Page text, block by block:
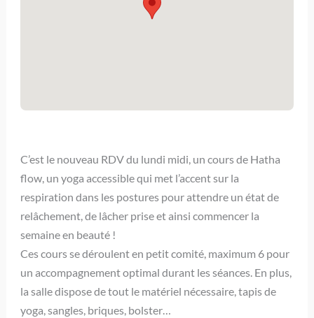
C’est le nouveau RDV du lundi midi, un cours de Hatha
flow, un yoga accessible qui met l’accent sur la
respiration dans les postures pour attendre un état de
relâchement, de lâcher prise et ainsi commencer la
semaine en beauté !
Ces cours se déroulent en petit comité, maximum 6 pour
un accompagnement optimal durant les séances. En plus,
la salle dispose de tout le matériel nécessaire, tapis de
yoga, sangles, briques, bolster…